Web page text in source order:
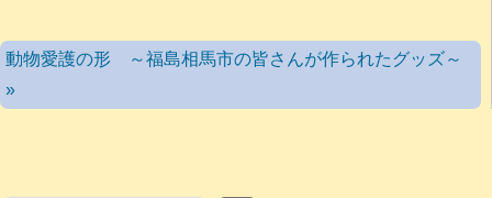
動物愛護の形 ～福島相馬市の皆さんが作られたグッズ～
»